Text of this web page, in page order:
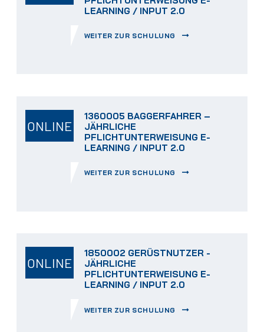
LEARNING / INPUT 2.0
WEITER ZUR SCHULUNG
ONLINE
1360005 BAGGERFAHRER –
JÄHRLICHE
PFLICHTUNTERWEISUNG E-
LEARNING / INPUT 2.0
WEITER ZUR SCHULUNG
ONLINE
1850002 GERÜSTNUTZER -
JÄHRLICHE
PFLICHTUNTERWEISUNG E-
LEARNING / INPUT 2.0
WEITER ZUR SCHULUNG